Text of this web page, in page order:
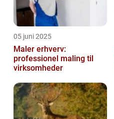
05 juni 2025
Maler erhverv:
professionel maling til
virksomheder